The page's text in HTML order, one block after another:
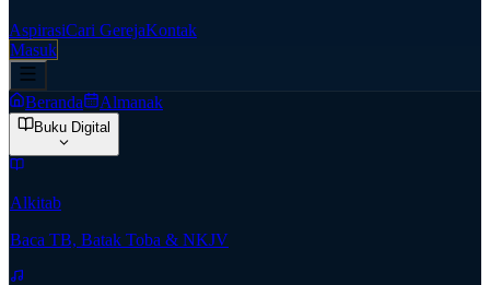
AspirasiCari GerejaKontak
Masuk
Beranda Almanak
Buku Digital
Alkitab
Baca TB, Batak Toba & NKJV